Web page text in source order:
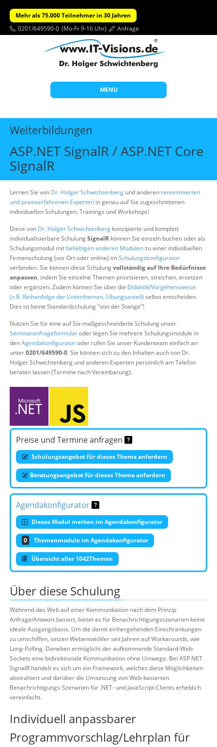
Mehr als 75.000 Teilnehmer in 30 Jahren
0201/649590-0 (Mo-Fr 9-16 Uhr) Anfrage
MENU
Start
Themen
Beratung
Offene Seminare
Wissen
Suche
Weiterbildungen
ASP.NET SignalR / ASP.NET Core
SignalR
Lernen Sie von Dr. Holger Schwichtenberg und anderen renommierten
und praxiserfahrenen Experten in genau auf Sie zugeschnittenen
individuellen Schulungen, Trainings und Workshops!
Diese von Dr. Holger Schwichtenberg konzipierte und komplett
individualisierbare SchulungSignalR können Sie einzeln buchen oder als
Schulungsmodul mit beliebigen anderen Modulenzu einer individuellen
Firmenschulung (vor Ort oder online) imSchulungskonfigurator
verbinden. Sie können diese Schulungvollständig auf Ihre Bedürfnisse
anpassen, indem Sie einzelne Themen priorisieren, streichen, ersetzen
oder ergänzen. Zudem können Sie über die Didaktik/Vorgehensweise
(z.B. Reihenfolge der Unterthemen, Übungsanteil) selbst entscheiden.
Dies ist keine Standardschulung "von der Stange"!
Nutzen Sie für eine auf Sie maßgeschneiderte Schulung unser
Seminaranfrageformularoder legen Sie mehrere Schulungsmodule in
denAgendakonfiguratoroder rufen Sie unser Kundenteam einfach an
unter0201/649590-0. Sie können sich zu den Inhalten auch von Dr.
Holger Schwichtenberg und anderen Experten persönlich am Telefon
beraten lassen (Termine nach Vereinbarung).
Preise und Termine anfragen
Schulungsangebot für dieses Thema anfordern
Beratungsangebot für dieses Thema anfordern
Agendakonfigurator
Dieses Modul merken im Agendakonfigurator
0 Themenmodule im Agendakonfigurator
Übersicht aller 1042Themen
Über diese Schulung
Während das Web auf einer Kommunikation nach dem Prinzip
Anfrage/Antwort basiert, bietet es für Benachrichtigungsszenarien keine
ideale Ausgangsbasis. Um die damit einhergehenden Einschränkungen
zu umschiffen, setzen Webentwickler seit Jahren auf Workarounds, wie
Long-Polling. Daneben ermöglicht der aufkommende Standard-Web-
Sockets eine bidirektionale Kommunikation ohne Umwege. Bei ASP.NET
SignalR handelt es sich um ein Framework, welches diese Möglichkeiten
abstrahiert und darüber die Umsetzung von Web-basierten
Benachrichtigungs-Szenarien für .NET- und JavaScript-Clients erheblich
vereinfacht.
Individuell anpassbarer
Programmvorschlag/Lehrplan für